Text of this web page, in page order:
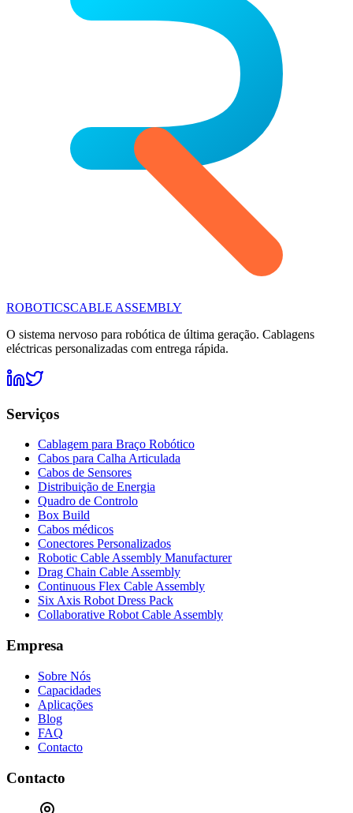
ROBOTICSCABLE ASSEMBLY
O sistema nervoso para robótica de última geração. Cablagens
eléctricas personalizadas com entrega rápida.
Serviços
Cablagem para Braço Robótico
Cabos para Calha Articulada
Cabos de Sensores
Distribuição de Energia
Quadro de Controlo
Box Build
Cabos médicos
Conectores Personalizados
Robotic Cable Assembly Manufacturer
Drag Chain Cable Assembly
Continuous Flex Cable Assembly
Six Axis Robot Dress Pack
Collaborative Robot Cable Assembly
Empresa
Sobre Nós
Capacidades
Aplicações
Blog
FAQ
Contacto
Contacto